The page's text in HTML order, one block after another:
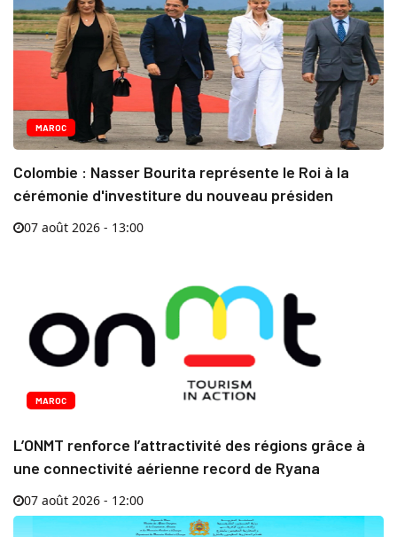
MAROC
Colombie : Nasser Bourita représente le Roi à la
cérémonie d'investiture du nouveau présiden
07 août 2026 - 13:00
MAROC
L’ONMT renforce l’attractivité des régions grâce à
une connectivité aérienne record de Ryana
07 août 2026 - 12:00